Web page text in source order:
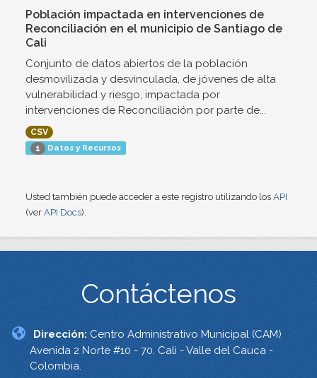
Población impactada en intervenciones de
Reconciliación en el municipio de Santiago de
Cali
Conjunto de datos abiertos de la población
desmovilizada y desvinculada, de jóvenes de alta
vulnerabilidad y riesgo, impactada por
intervenciones de Reconciliación por parte de...
CSV
1 Datos y Recursos
Usted también puede acceder a este registro utilizando los API
(ver API Docs).
Contáctenos
Dirección: Centro Administrativo Municipal (CAM)
Avenida 2 Norte #10 - 70. Cali - Valle del Cauca -
Colombia.